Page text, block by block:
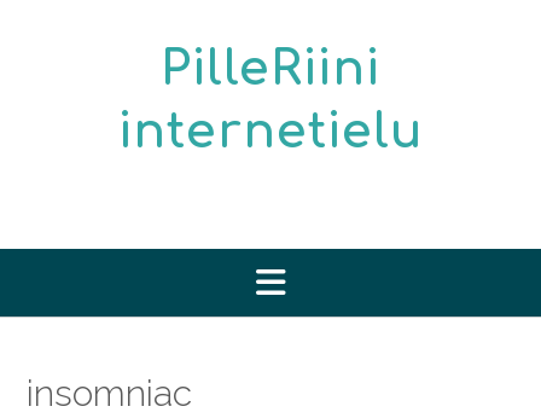
PilleRiini
internetielu
insomniac